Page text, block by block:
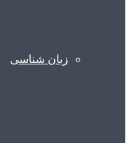
زبان شناسی